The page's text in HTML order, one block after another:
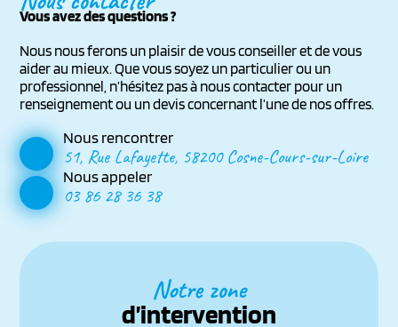
Vous avez des questions ?
Nous nous ferons un plaisir de vous conseiller et de vous
aider au mieux. Que vous soyez un particulier ou un
professionnel, n’hésitez pas à nous contacter pour un
renseignement ou un devis concernant l’une de nos offres.
Nous rencontrer
51, Rue Lafayette, 58200 Cosne-Cours-sur-Loire
Nous appeler
03 86 28 36 38
Notre zone
d’intervention